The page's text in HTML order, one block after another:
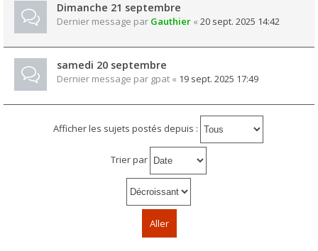
Dimanche 21 septembre
Dernier message par Gauthier « 20 sept. 2025 14:42
samedi 20 septembre
Dernier message par gpat « 19 sept. 2025 17:49
Afficher les sujets postés depuis :
Trier par